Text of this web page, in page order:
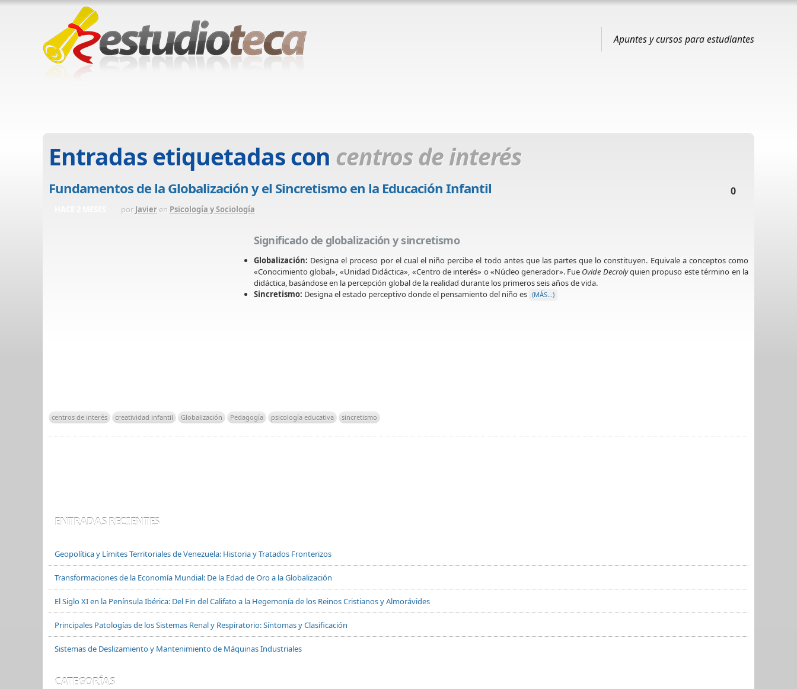
Apuntes y cursos para estudiantes
Entradas etiquetadas con centros de interés
Fundamentos de la Globalización y el Sincretismo en la Educación Infantil 0
por Javier en Psicología y Sociología
Significado de globalización y sincretismo
Globalización: Designa el proceso por el cual el niño percibe el todo antes que las partes que lo constituyen. Equivale a conceptos como
«Conocimiento global», «Unidad Didáctica», «Centro de interés» o «Núcleo generador». Fue Ovide Decrolyquien propuso este término en la
didáctica, basándose en la percepción global de la realidad durante los primeros seis años de vida.
Sincretismo: Designa el estado perceptivo donde el pensamiento del niño es (MÁS…)
centros de interés creatividad infantil Globalización Pedagogía psicología educativa sincretismo
ENTRADAS RECIENTES
Geopolítica y Límites Territoriales de Venezuela: Historia y Tratados Fronterizos
Transformaciones de la Economía Mundial: De la Edad de Oro a la Globalización
El Siglo XI en la Península Ibérica: Del Fin del Califato a la Hegemonía de los Reinos Cristianos y Almorávides
Principales Patologías de los Sistemas Renal y Respiratorio: Síntomas y Clasificación
Sistemas de Deslizamiento y Mantenimiento de Máquinas Industriales
CATEGORÍAS